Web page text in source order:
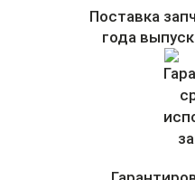
Поставка
года